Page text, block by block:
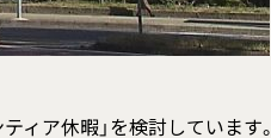
ィア休暇」を検討しています。